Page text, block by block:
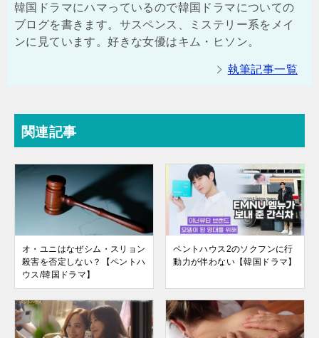
韓国ドラマにハマっているので韓国ドラマについての
ブログを書きます。サスペンス、ミステリー系をメイ
ンに見ています。好きな女優はキム・ヒソン。
執筆記事一覧
関連記事
オ・ユニはなぜシム・スリョン
殺害を否定しない？【ペントハ
ウス/韓国ドラマ】
ペントハウス2のソクフンに行
動力が伴わない【韓国ドラマ】